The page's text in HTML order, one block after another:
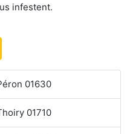
infestent.
01630
01710